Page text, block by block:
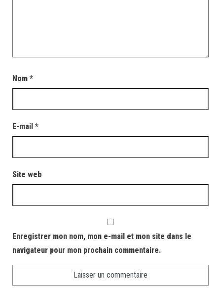
Nom *
E-mail *
Site web
Enregistrer mon nom, mon e-mail et mon site dans le
navigateur pour mon prochain commentaire.